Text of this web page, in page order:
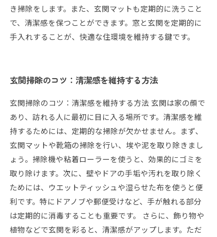
き掃除をします。また、玄関マットも定期的に洗うこと
で、清潔感を保つことができます。窓と玄関を定期的に
手入れすることが、快適な住環境を維持する鍵です。
玄関掃除のコツ：清潔感を維持する方法
玄関掃除のコツ：清潔感を維持する方法 玄関は家の顔で
あり、訪れる人に最初に目に入る場所です。清潔感を維
持するためには、定期的な掃除が欠かせません。まず、
玄関マットや靴箱の掃除を行い、埃や泥を取り除きまし
ょう。掃除機や粘着ローラーを使うと、効果的にゴミを
取り除けます。次に、壁やドアの手垢や汚れを取り除く
ためには、ウエットティッシュや湿らせた布を使うと便
利です。特にドアノブや郵便受けなど、手が触れる部分
は定期的に消毒することも重要です。 さらに、飾り物や
植物などで玄関を彩ると、清潔感がアップします。ただ